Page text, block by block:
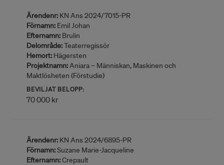
Ärendenr: KN Ans 2024/7015-PR
Förnamn: Emil Johan
Efternamn: Brulin
Delområde:Teaterregissör
Hemort: Hägersten
Projektnamn:Aniara – Människan, Maskinen och
Maktlösheten (Förstudie)
BEVILJAT BELOPP:
70 000 kr
Ärendenr: KN Ans 2024/6895-PR
Förnamn:Suzane Marie-Jacqueline
Efternamn:Crepault